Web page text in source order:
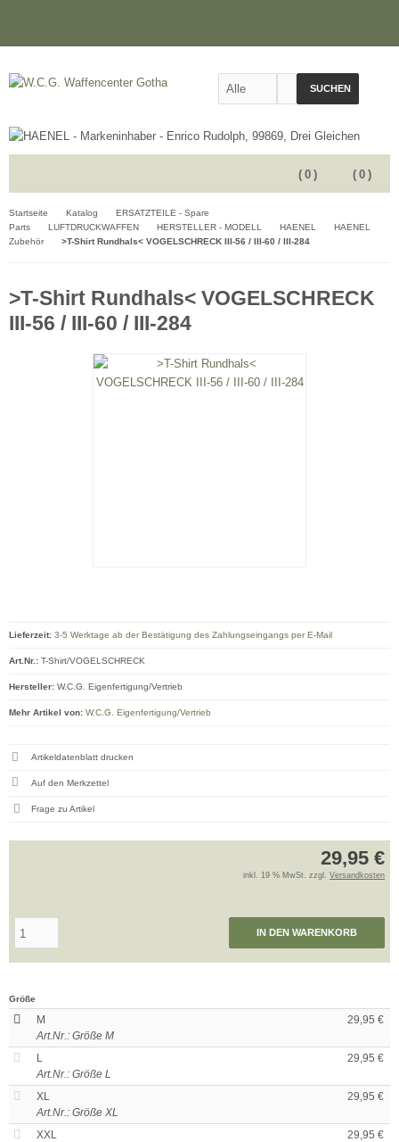
SUCHEN
( 0 )
( 0 )
Startseite Katalog
ERSATZTEILE - Spare
Parts
LUFTDRUCKWAFFEN HERSTELLER - MODELL HAENEL
HAENEL
Zubehör
>T-Shirt Rundhals< VOGELSCHRECK III-56 / III-60 / III-284
>T-Shirt Rundhals< VOGELSCHRECK
III-56 / III-60 / III-284
29,95 €
inkl. 19 % MwSt. zzgl. Versandkosten
IN DEN WARENKORB
Lieferzeit: 3-5 Werktage ab der Bestätigung des Zahlungseingangs per E-Mail
Art.Nr.: T-Shirt/VOGELSCHRECK
Hersteller: W.C.G. Eigenfertigung/Vertrieb
Mehr Artikel von: W.C.G. Eigenfertigung/Vertrieb
Artikeldatenblatt drucken
Frage zu Artikel
Größe
M
29,95 €
Art.Nr.: Größe M
L
29,95 €
Art.Nr.: Größe L
XL
29,95 €
Art.Nr.: Größe XL
XXL
29,95 €